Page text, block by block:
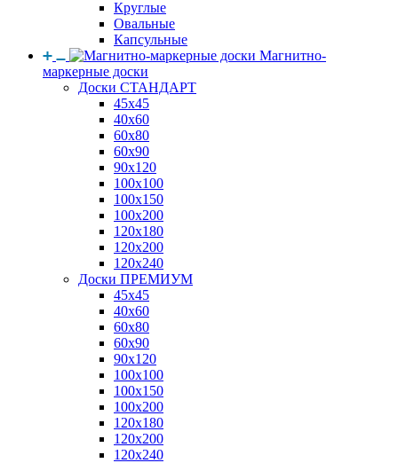
Круглые
Овальные
Капсульные
Магнитно-
маркерные доски
Доски СТАНДАРТ
45x45
40x60
60x80
60x90
90x120
100x100
100x150
100x200
120x180
120x200
120x240
Доски ПРЕМИУМ
45x45
40x60
60x80
60x90
90x120
100x100
100x150
100x200
120x180
120x200
120x240